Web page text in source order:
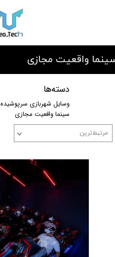
واقعیت مجازی
دسته‌ها
وسایل شهربازی سرپوشیده
سینما واقعیت مجازی
مرتبط‌ترین